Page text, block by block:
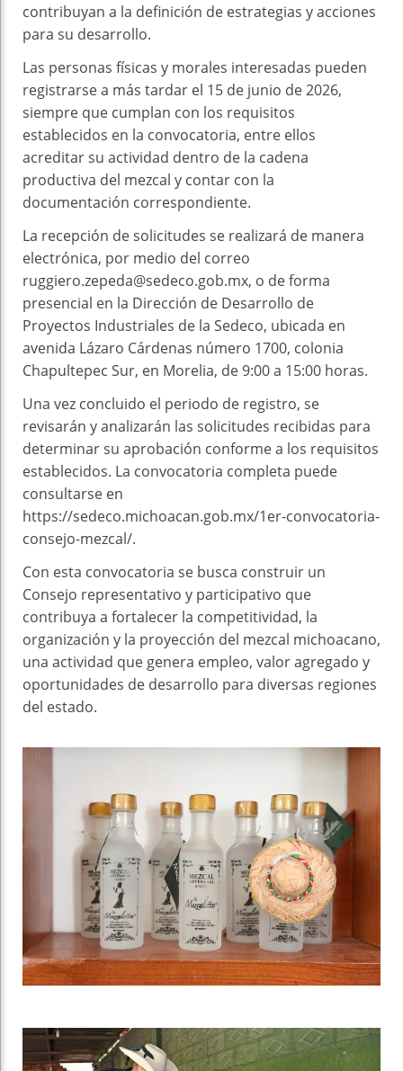
contribuyan a la definición de estrategias y acciones
para su desarrollo.
Las personas físicas y morales interesadas pueden
registrarse a más tardar el 15 de junio de 2026,
siempre que cumplan con los requisitos
establecidos en la convocatoria, entre ellos
acreditar su actividad dentro de la cadena
productiva del mezcal y contar con la
documentación correspondiente.
La recepción de solicitudes se realizará de manera
electrónica, por medio del correo
ruggiero.zepeda@sedeco.gob.mx, o de forma
presencial en la Dirección de Desarrollo de
Proyectos Industriales de la Sedeco, ubicada en
avenida Lázaro Cárdenas número 1700, colonia
Chapultepec Sur, en Morelia, de 9:00 a 15:00 horas.
Una vez concluido el periodo de registro, se
revisarán y analizarán las solicitudes recibidas para
determinar su aprobación conforme a los requisitos
establecidos. La convocatoria completa puede
consultarse en
https://sedeco.michoacan.gob.mx/1er-convocatoria-
consejo-mezcal/.
Con esta convocatoria se busca construir un
Consejo representativo y participativo que
contribuya a fortalecer la competitividad, la
organización y la proyección del mezcal michoacano,
una actividad que genera empleo, valor agregado y
oportunidades de desarrollo para diversas regiones
del estado.